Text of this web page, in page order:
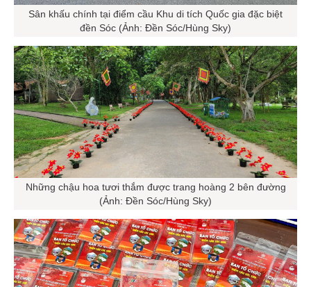
Sân khấu chính tại điểm cầu Khu di tích Quốc gia đặc biệt
đền Sóc (Ảnh: Đền Sóc/Hùng Sky)
Những chậu hoa tươi thắm được trang hoàng 2 bên đường
(Ảnh: Đền Sóc/Hùng Sky)